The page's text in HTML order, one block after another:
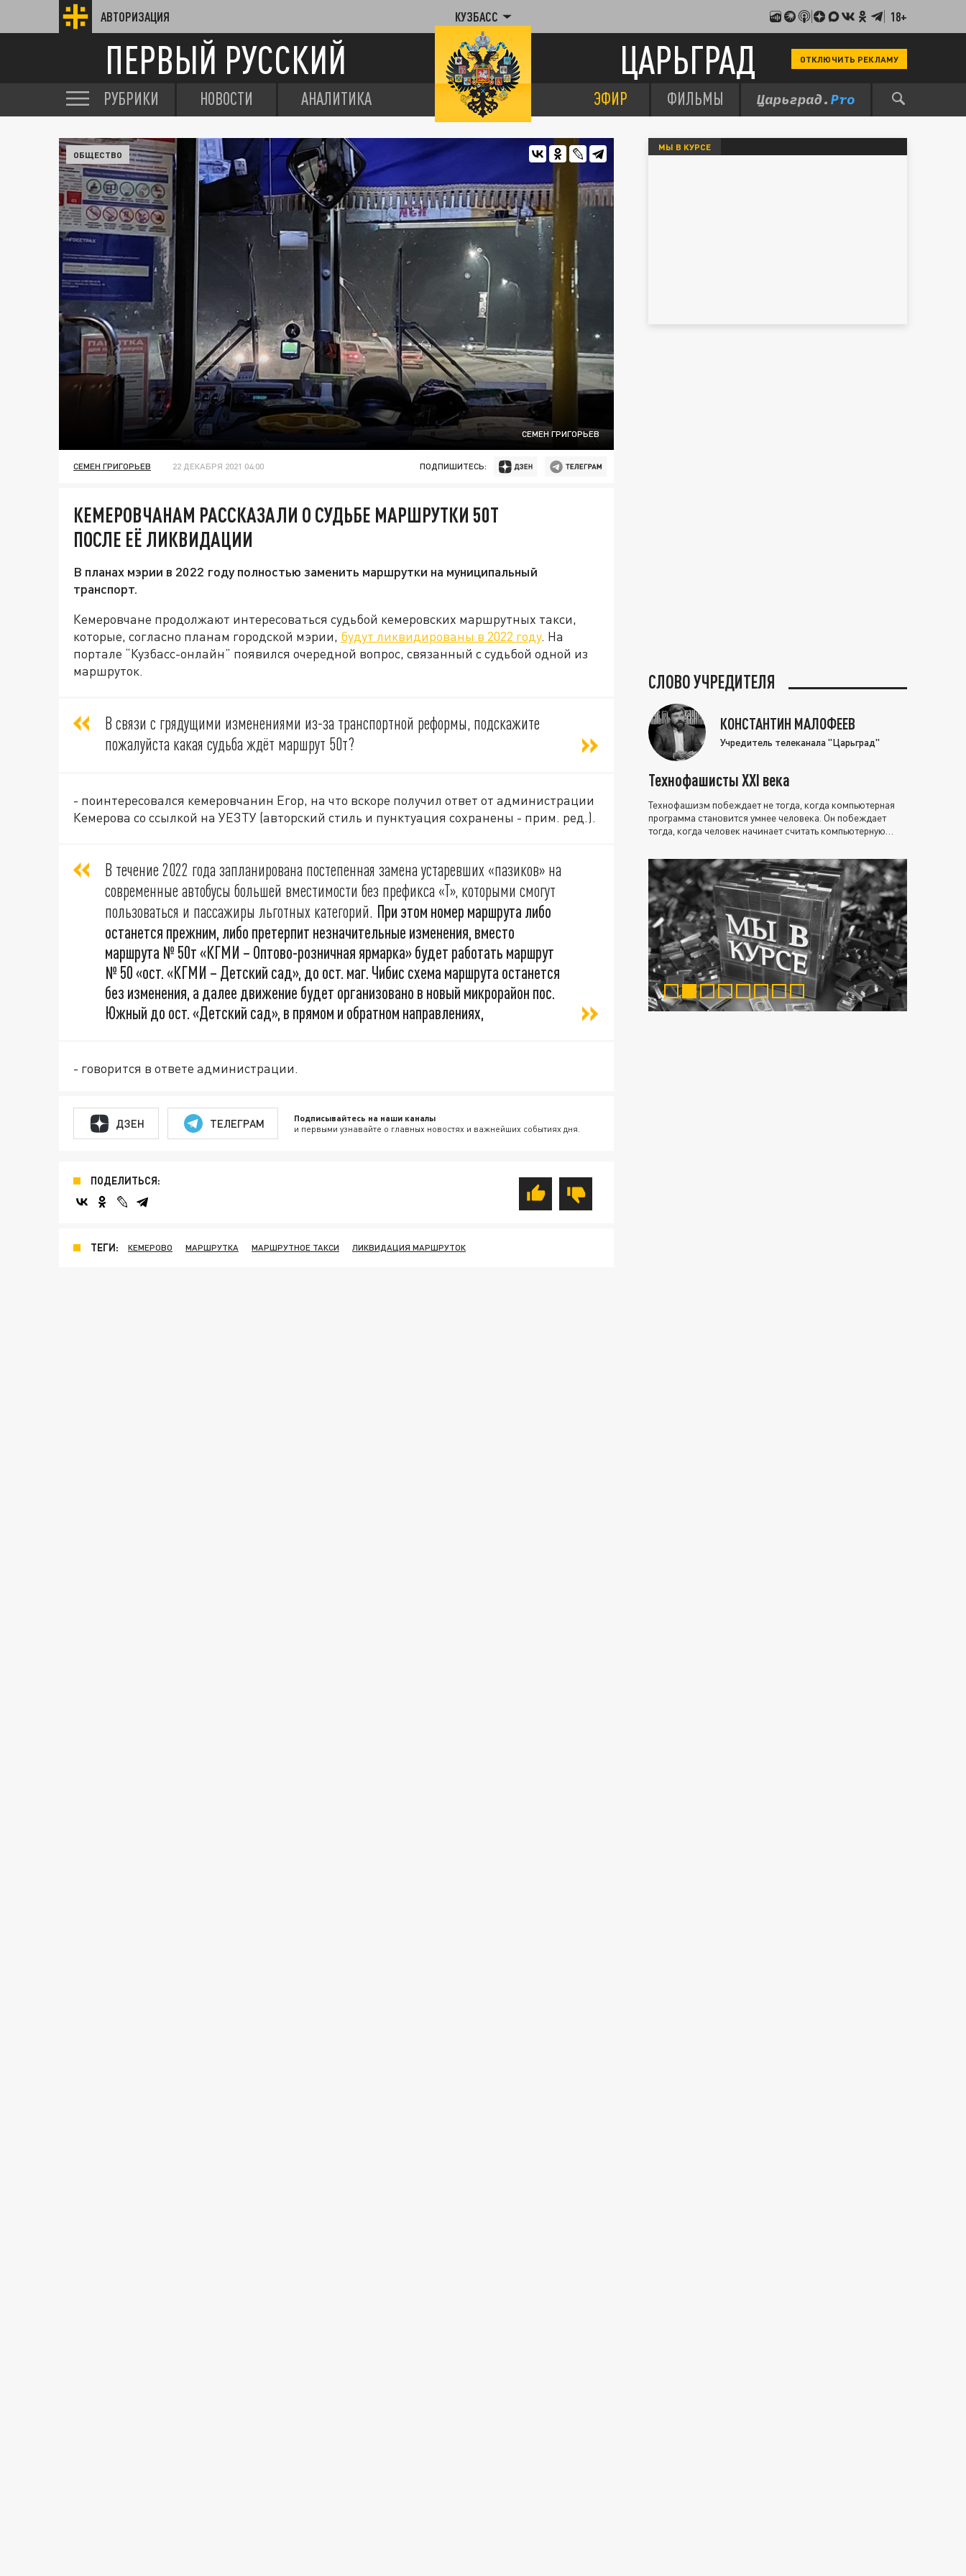
АВТОРИЗАЦИЯ КУЗБАСС 18+
ПЕРВЫЙ РУССКИЙ ЦАРЬГРАД ОТКЛЮЧИТЬ РЕКЛАМУ
РУБРИКИ НОВОСТИ АНАЛИТИКА ЭФИР ФИЛЬМЫ
СЕМЕН ГРИГОРЬЕВ
ОБЩЕСТВО
СЕМЕН ГРИГОРЬЕВ 22 ДЕКАБРЯ 2021 04:00 ПОДПИШИТЕСЬ:
КЕМЕРОВЧАНАМ РАССКАЗАЛИ О СУДЬБЕ МАРШРУТКИ 50Т
ПОСЛЕ ЕЁ ЛИКВИДАЦИИ
В планах мэрии в 2022 году полностью заменить маршрутки на муниципальный
транспорт.
Кемеровчане продолжают интересоваться судьбой кемеровских маршрутных такси,
которые, согласно планам городской мэрии, будут ликвидированы в 2022 году. На
портале “Кузбасс-онлайн” появился очередной вопрос, связанный с судьбой одной из
маршруток.
В связи с грядущими изменениями из-за транспортной реформы, подскажите
пожалуйста какая судьба ждёт маршрут 50т?
- поинтересовался кемеровчанин Егор, на что вскоре получил ответ от администрации
Кемерова со ссылкой на УЕЗТУ (авторский стиль и пунктуация сохранены - прим. ред.).
В течение 2022 года запланирована постепенная замена устаревших «пазиков» на
современные автобусы большей вместимости без префикса «Т», которыми смогут
пользоваться и пассажиры льготных категорий. При этом номер маршрута либо
останется прежним, либо претерпит незначительные изменения, вместо
маршрута № 50т «КГМИ – Оптово-розничная ярмарка» будет работать маршрут
№ 50 «ост. «КГМИ – Детский сад», до ост. маг. Чибис схема маршрута останется
без изменения, а далее движение будет организовано в новый микрорайон пос.
Южный до ост. «Детский сад», в прямом и обратном направлениях,
- говорится в ответе администрации.
ДЗЕН ТЕЛЕГРАМ Подписывайтесь на наши каналы
и первыми узнавайте о главных новостях и важнейших событиях дня.
ПОДЕЛИТЬСЯ:
ТЕГИ: КЕМЕРОВО МАРШРУТКА МАРШРУТНОЕ ТАКСИ ЛИКВИДАЦИЯ МАРШРУТОК
МЫ В КУРСЕ
СЛОВО УЧРЕДИТЕЛЯ
КОНСТАНТИН МАЛОФЕЕВ
Учредитель телеканала "Царьград"
Технофашисты XXI века
Технофашизм побеждает не тогда, когда компьютерная
программа становится умнее человека. Он побеждает
тогда, когда человек начинает считать компьютерную